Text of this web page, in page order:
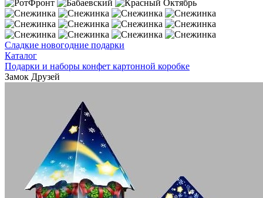
Сладкие новогодние подарки
Каталог
Подарки и наборы конфет картонной коробке
Замок Друзей